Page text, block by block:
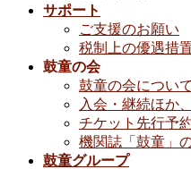
サポート
ご支援のお願い
税制上の優遇措
鼓童の会
鼓童の会について
入会・継続ほか
チケット先行予
機関誌「鼓童」
鼓童グループ